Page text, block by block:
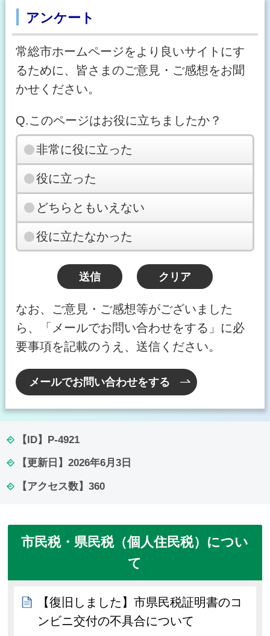
アンケート
常総市ホームページをより良いサイトにす
るために、皆さまのご意見・ご感想をお聞
かせください。
Q.このページはお役に立ちましたか？
非常に役に立った
役に立った
どちらともいえない
役に立たなかった
なお、ご意見・ご感想等がございました
ら、「メールでお問い合わせをする」に必
要事項を記載のうえ、送信ください。
メールでお問い合わせをする
【ID】 P-4921
【更新日】 2026年6月3日
【アクセス数】 360
市民税・県民税（個人住民税）につい
て
【復旧しました】市県民税証明書のコ
ンビニ交付の不具合について